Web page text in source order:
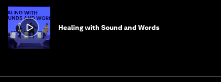
Healing with Sound and Words